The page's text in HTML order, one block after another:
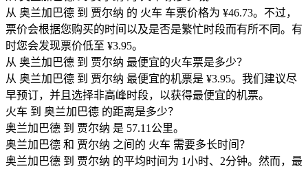
从 奥兰加巴德 到 贾尔纳 的 火车 车票价格为 ¥46.73。不过，
票价会根据您购买的时间以及是否是繁忙时段而有所不同。有
时您会发现票价低至 ¥3.95。
从 奥兰加巴德 到 贾尔纳 最便宜的火车票是多少？
从 奥兰加巴德 到 贾尔纳 最便宜的机票是 ¥3.95。我们建议尽
早预订，并且选择非高峰时段，以获得最便宜的机票。
火车 到 奥兰加巴德 的距离是多少？
奥兰加巴德 到 贾尔纳 是 57.11公里。
奥兰加巴德 和 贾尔纳 之间的 火车 需要多长时间？
奥兰加巴德 到 贾尔纳 的平均时间为 1小时、2分钟。然而，最